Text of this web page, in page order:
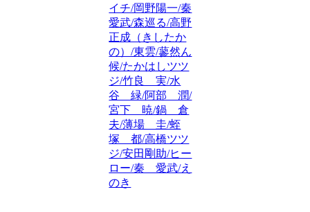
イチ/岡野陽一/秦
愛武/森巡る/高野
正成（きしたか
の）/東雲/蓼然ん
候/たかはしツツ
ジ/竹良 実/水
谷 緑/阿部 潤/
宮下 暁/鍋 倉
夫/薄場 圭/蛭
塚 都/高橋ツツ
ジ/安田剛助/ヒー
ロー/秦 愛武/え
のき